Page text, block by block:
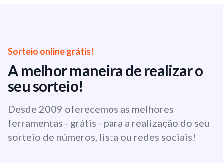
Sorteio online grátis!
A melhor maneira de realizar o
seu sorteio!
Desde 2009 oferecemos as melhores
ferramentas - grátis - para a realização do seu
sorteio de números, lista ou redes sociais!